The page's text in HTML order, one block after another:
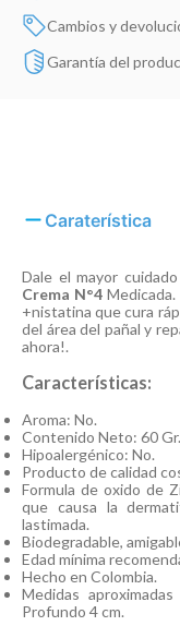
Cambios y
Garantía del
Caraterística
Dale el mayor
Crema N°4
+nistatina que cura
del área del pañal y
ahora!.
Características:
Aroma: No.
Contenido Neto: 60 Gr.
Hipoalergénico: No.
Producto de calidad
Formula de oxido de
que causa la
lastimada.
Biodegradable,
Edad mínima
Hecho en Colombia.
Medidas
Profundo 4 cm.